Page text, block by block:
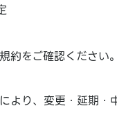
をご確認ください。
より、変更・延期・